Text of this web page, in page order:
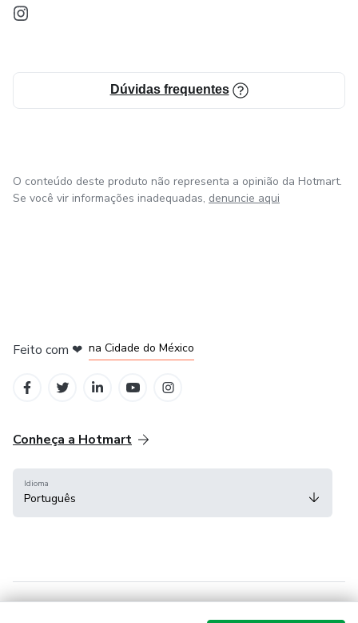
Dúvidas frequentes
O conteúdo deste produto não representa a opinião da Hotmart.
Se você vir informações inadequadas, denuncie aqui
Feito com ❤ na Cidade do México
Conheça a Hotmart
Idioma
Português